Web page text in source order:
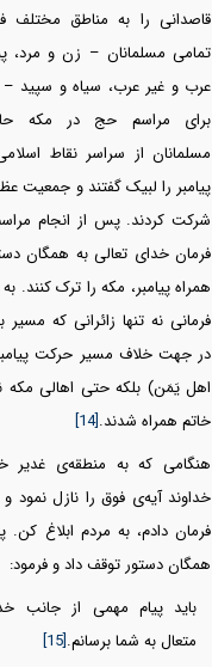
قاصدانی را به مناطق مختلف
تمامی مسلمانان – زن و مرد،
عرب و غیر عرب، سیاه و سپید
برای مراسم حج در مکه
مسلمانان از سراسر نقاط
پیامبر را لبیک گفتند و جمعیت
شرکت کردند. پس از انجام
فرمان خدای تعالی به همگان
همراه پیامبر، مکه را ترک کنند.
فرمانی نه تنها زائرانی که
در جهت خلاف مسیر حرکت پیامبر
اهل یَمَن) بلکه حتی اهالی مکه
خاتم همراه شدند.[14]
هنگامی که به منطقه‌ی غدیر
خداوند آیه‌ی فوق را نازل نمود
فرمان دادم، به مردم ابلاغ کن.
همگان دستور توقف داد و فرمود:
باید پیام مهمی از جانب
متعال به شما برسانم.[15]